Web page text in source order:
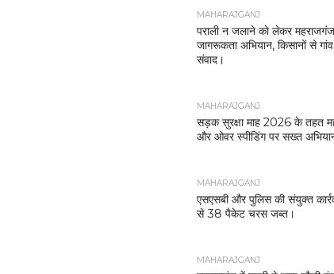
MAHARAJGANJ
पराली न जलाने को लेकर
जागरूकता अभियान, किसानों से
संवाद।
MAHARAJGANJ
सड़क सुरक्षा माह 2026 के तहत
और ओवर स्पीडिंग पर सख्त
MAHARAJGANJ
एसएसबी और पुलिस की संयुक्त
से 38 पैकेट चरस जब्त।
MAHARAJGANJ